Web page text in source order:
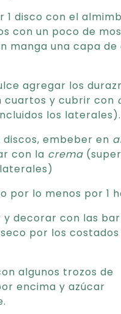
1 disco con el
con un poco de
manga una capa de
agregar los
cuartos y cubrir con
los laterales).
embeber en
con la crema
por lo menos por 1
y decorar con las
por los
algunos trozos de
encima y azúcar